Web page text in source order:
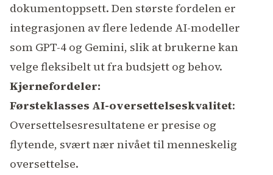
dokumentoppsett. Den største fordelen er
integrasjonen av flere ledende AI-modeller
som GPT-4 og Gemini, slik at brukerne kan
velge fleksibelt ut fra budsjett og behov.
Kjernefordeler:
Førsteklasses AI-oversettelseskvalitet:
Oversettelsesresultatene er presise og
flytende, svært nær nivået til menneskelig
oversettelse.